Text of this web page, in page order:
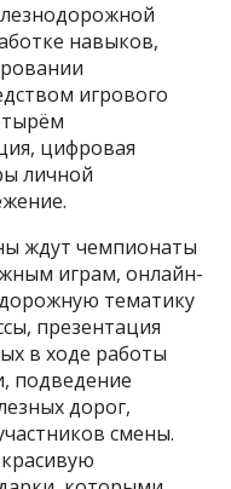
навыков,
игрового
цифровая
личной
ждут чемпионаты
играм, онлайн-
тематику
презентация
в ходе работы
подведение
дорог,
смены.